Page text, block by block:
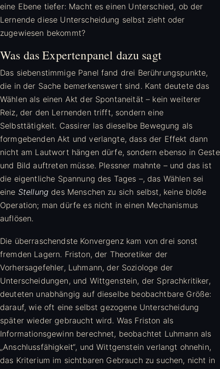
eine Ebene tiefer: Macht es einen Unterschied, ob der
Lernende diese Unterscheidung selbst zieht oder
zugewiesen bekommt?
Was das Expertenpanel dazu sagt
Das siebenstimmige Panel fand drei Berührungspunkte,
die in der Sache bemerkenswert sind. Kant deutete das
Wählen als einen Akt der Spontaneität – kein weiterer
Reiz, der den Lernenden trifft, sondern eine
Selbsttätigkeit. Cassirer las dieselbe Bewegung als
formgebenden Akt und verlangte, dass der Effekt dann
nicht am Lautwort hängen dürfe, sondern ebenso in Geste
und Bild auftreten müsse. Plessner mahnte – und das ist
die eigentliche Spannung des Tages –, das Wählen sei
eine Stellung des Menschen zu sich selbst, keine bloße
Operation; man dürfe es nicht in einen Mechanismus
auflösen.
Die überraschendste Konvergenz kam von drei sonst
fremden Lagern. Friston, der Theoretiker der
Vorhersagefehler, Luhmann, der Soziologe der
Unterscheidungen, und Wittgenstein, der Sprachkritiker,
deuteten unabhängig auf dieselbe beobachtbare Größe:
darauf, wie oft eine selbst gezogene Unterscheidung
später wieder gebraucht wird. Was Friston als
Informationsgewinn berechnet, beobachtet Luhmann als
„Anschlussfähigkeit“, und Wittgenstein verlangt ohnehin,
das Kriterium im sichtbaren Gebrauch zu suchen, nicht in